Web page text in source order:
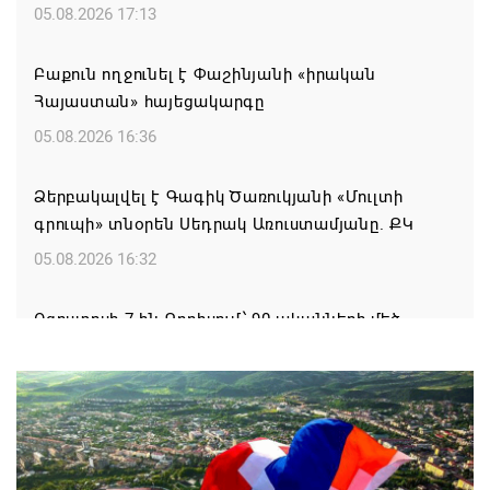
05.08.2026 17:13
Բաքուն ողջունել է Փաշինյանի «իրական
Հայաստան» հայեցակարգը
05.08.2026 16:36
Ձերբակալվել է Գագիկ Ծառուկյանի «Մուլտի
գրուպի» տնօրեն Սեդրակ Առուստամյանը. ՔԿ
05.08.2026 16:32
Օգոստոսի 7-ին Գորիսում՝ 90-ականների մեծ
05.08.2026 15:44
Սպառված իշխանության ախտանիշը
05.08.2026 14:27